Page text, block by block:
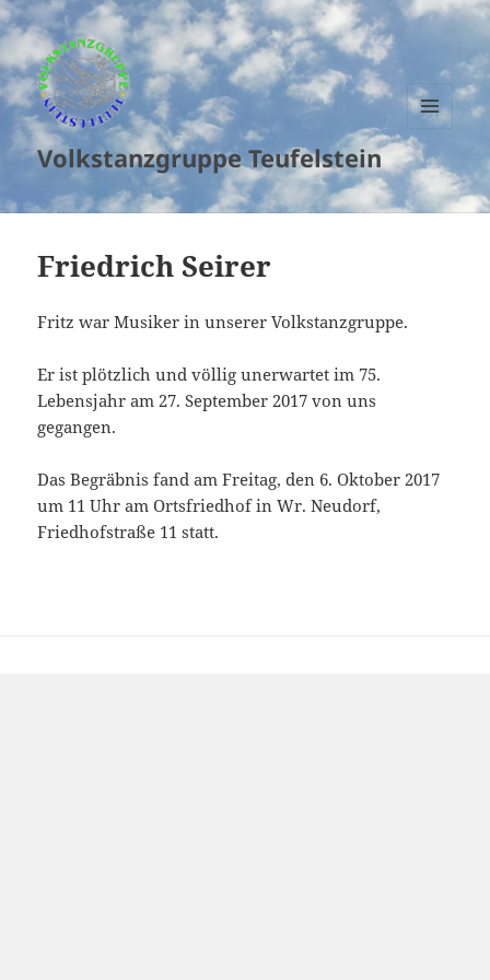
Volkstanzgruppe Teufelstein
MENU
AND
WIDGETS
Friedrich Seirer
Fritz war Musiker in unserer Volkstanzgruppe.
Er ist plötzlich und völlig unerwartet im 75.
Lebensjahr am 27. September 2017 von uns
gegangen.
Das Begräbnis fand am Freitag, den 6. Oktober 2017
um 11 Uhr am Ortsfriedhof in Wr. Neudorf,
Friedhofstraße 11 statt.